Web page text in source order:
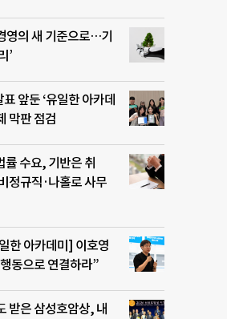
영의 새 기준으로…기
’
앞둔 ‘유일한 아카데
막판 점검
률 수요, 기반은 취
정규직·나홀로 사무
한 아카데미] 이호영
동으로 연결하라”
받은 삼성호암상, 내